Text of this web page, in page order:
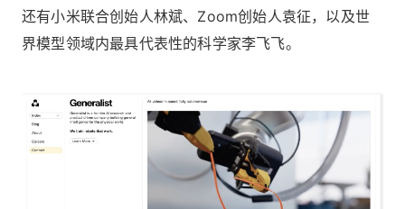
还有小米联合创始人林斌、Zoom创始人袁征，以及世
界模型领域内最具代表性的科学家李飞飞。